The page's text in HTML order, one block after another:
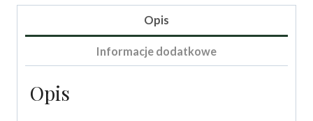
Opis
Informacje dodatkowe
Opis